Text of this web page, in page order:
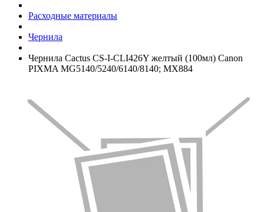
Расходные материалы
Чернила
Чернила Cactus CS-I-CLI426Y желтый (100мл) Canon
PIXMA MG5140/­5240/­6140/­8140; MX884